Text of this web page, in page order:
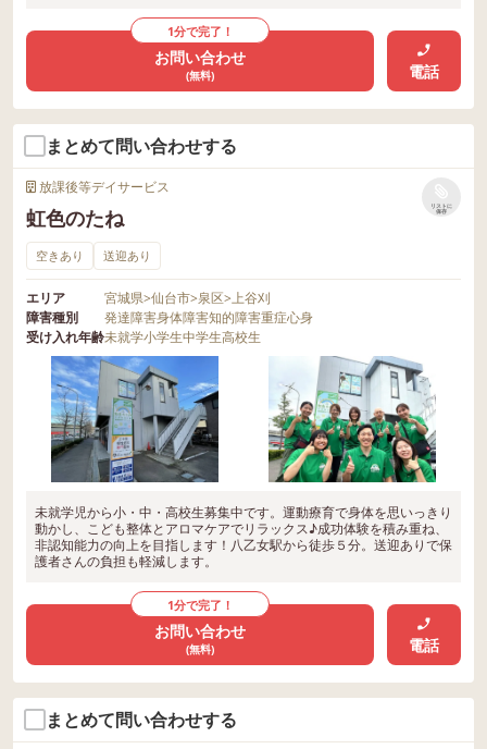
1分で完了！
お問い合わせ
(無料) 電話
まとめて問い合わせする
放課後等デイサービス
虹色のたね
リストに
保存
空きあり 送迎あり
エリア 宮城県>仙台市>泉区>上谷刈
障害種別
発達障害身体障害知的障害重症心身
受け入れ年齢未就学小学生中学生高校生
未就学児から小・中・高校生募集中です。運動療育で身体を思いっきり
動かし、こども整体とアロマケアでリラックス♪成功体験を積み重ね、
非認知能力の向上を目指します！八乙女駅から徒歩５分。送迎ありで保
護者さんの負担も軽減します。
1分で完了！
お問い合わせ
(無料) 電話
まとめて問い合わせする